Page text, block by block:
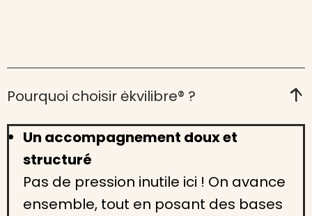
Pourquoi choisir ėkvilibre® ?
Un accompagnement doux et
structuré
Pas de pression inutile ici ! On avance
ensemble, tout en posant des bases